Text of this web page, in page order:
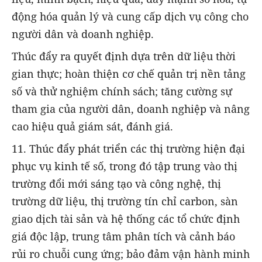
động hóa quản lý và cung cấp dịch vụ công cho
người dân và doanh nghiệp.
Thúc đẩy ra quyết định dựa trên dữ liệu thời
gian thực; hoàn thiện cơ chế quản trị nền tảng
số và thử nghiệm chính sách; tăng cường sự
tham gia của người dân, doanh nghiệp và nâng
cao hiệu quả giám sát, đánh giá.
11. Thúc đẩy phát triển các thị trường hiện đại
phục vụ kinh tế số, trong đó tập trung vào thị
trường đổi mới sáng tạo và công nghệ, thị
trường dữ liệu, thị trường tín chỉ carbon, sàn
giao dịch tài sản và hệ thống các tổ chức định
giá độc lập, trung tâm phân tích và cảnh báo
rủi ro chuỗi cung ứng; bảo đảm vận hành minh